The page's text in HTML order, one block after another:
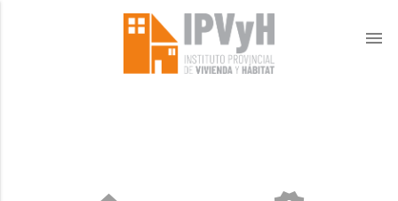
menu